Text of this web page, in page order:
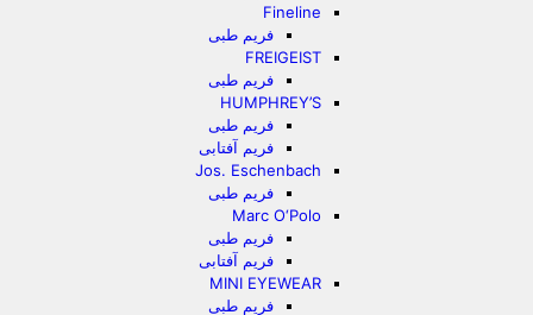
Fineline
فریم طبی
FREIGEIST
فریم طبی
HUMPHREY’S
فریم طبی
فریم آفتابی
Jos. Eschenbach
فریم طبی
Marc O‘Polo
فریم طبی
فریم آفتابی
MINI EYEWEAR
فریم طبی